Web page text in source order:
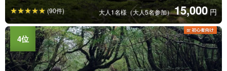
大人1名様（大人5名参加）15,000 円
(90件)